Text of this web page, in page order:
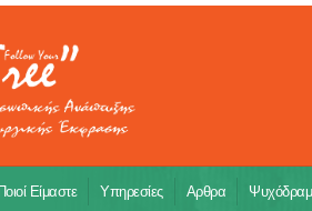
Ποιοί Είμαστε Υπηρεσίες Αρθρα